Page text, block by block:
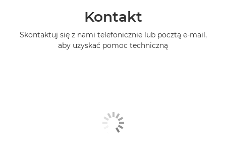
Kontakt
Skontaktuj się z nami telefonicznie lub pocztą e-mail,
aby uzyskać pomoc techniczną